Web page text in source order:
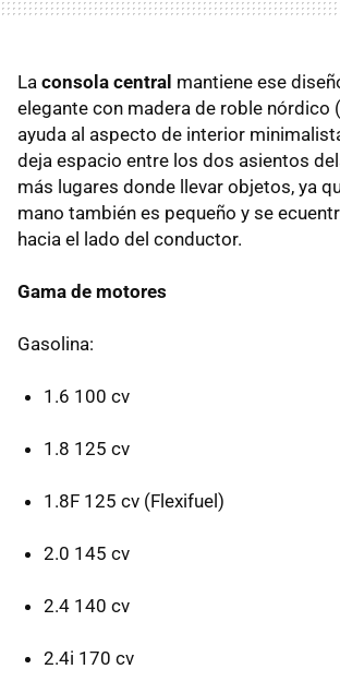
La consola central mantiene ese
elegante con madera de roble nórdico
ayuda al aspecto de interior
deja espacio entre los dos asientos
más lugares donde llevar objetos, ya
mano también es pequeño y se
hacia el lado del conductor.
Gama de motores
Gasolina:
1.6 100 cv
1.8 125 cv
1.8F 125 cv (Flexifuel)
2.0 145 cv
2.4 140 cv
2.4i 170 cv